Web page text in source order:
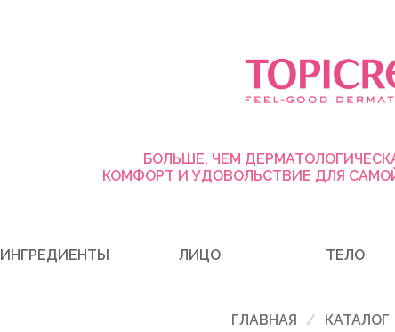
БОЛЬШЕ, ЧЕМ
КОМФОРТ И УДОВОЛЬСТВИЕ ДЛЯ
ИНГРЕДИЕНТЫ ЛИЦО ТЕЛО
ГЛАВНАЯ КАТАЛОГ